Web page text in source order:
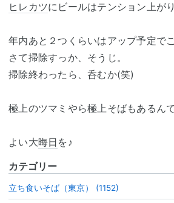
ヒレカツにビールはテンション上が
年内あと２つくらいはアップ予定で
さて掃除すっか、そうじ。
掃除終わったら、呑むか(笑)
極上のツマミやら極上そばもあるん
よい大晦日 を♪
カテゴリー
立ち食いそば（東京） (1152)